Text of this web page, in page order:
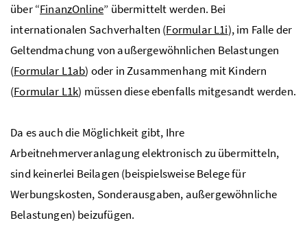
über “FinanzOnline” übermittelt werden. Bei
internationalen Sachverhalten (Formular L1i), im Falle der
Geltendmachung von außergewöhnlichen Belastungen
(Formular L1ab) oder in Zusammenhang mit Kindern
(Formular L1k) müssen diese ebenfalls mitgesandt werden.
Da es auch die Möglichkeit gibt, Ihre
Arbeitnehmerveranlagung elektronisch zu übermitteln,
sind keinerlei Beilagen (beispielsweise Belege für
Werbungskosten, Sonderausgaben, außergewöhnliche
Belastungen) beizufügen.